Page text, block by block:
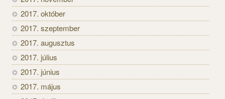
2017. október
2017. szeptember
2017. augusztus
2017. július
2017. június
2017. május